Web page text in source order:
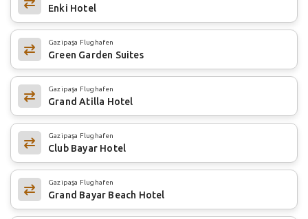
Enki Hotel
Gazipaşa Flughafen
Green Garden Suites
Gazipaşa Flughafen
Grand Atilla Hotel
Gazipaşa Flughafen
Club Bayar Hotel
Gazipaşa Flughafen
Grand Bayar Beach Hotel